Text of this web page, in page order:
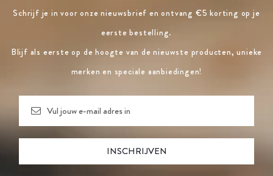
Schrijf je in voor onze nieuwsbrief en ontvang €5 korting op je
eerste bestelling.
Blijf als eerste op de hoogte van de nieuwste producten, unieke
merken en speciale aanbiedingen!